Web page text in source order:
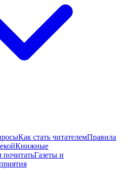
Как стать читателемПравила
Книжные
почитатьГазеты и